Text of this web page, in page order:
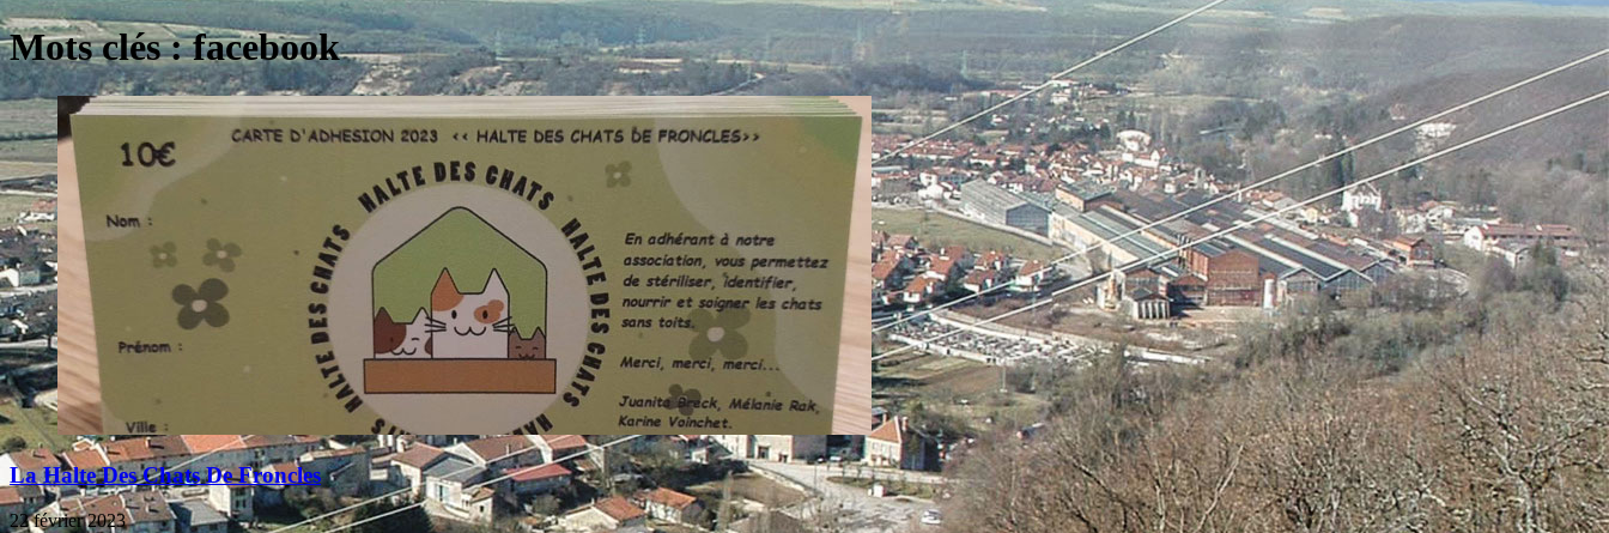
Mots clés : facebook
La Halte Des Chats De Froncles
22 février 2023